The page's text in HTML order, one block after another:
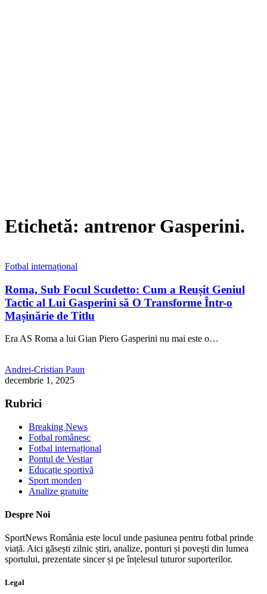
Etichetă: antrenor Gasperini.
Fotbal internațional
Roma, Sub Focul Scudetto: Cum a Reușit Geniul
Tactic al Lui Gasperini să O Transforme Într-o
Mașinărie de Titlu
Era AS Roma a lui Gian Piero Gasperini nu mai este o…
Andrei-Cristian Paun
decembrie 1, 2025
Rubrici
Breaking News
Fotbal românesc
Fotbal internațional
Pontul de Vestiar
Educație sportivă
Sport monden
Analize gratuite
Despre Noi
SportNews România este locul unde pasiunea pentru fotbal prinde
viață. Aici găsești zilnic știri, analize, ponturi și povești din lumea
sportului, prezentate sincer și pe înțelesul tuturor suporterilor.
Legal